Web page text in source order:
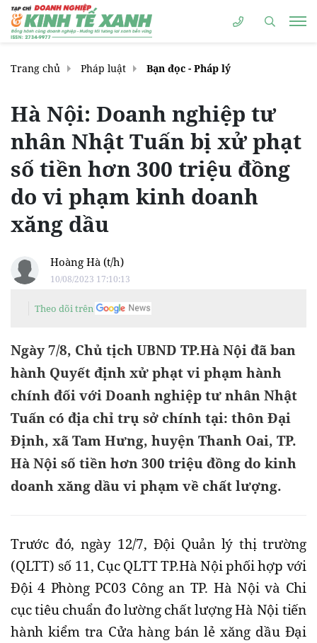
Trang chủ Pháp luật Bạn đọc - Pháp lý
Hà Nội: Doanh nghiệp tư
nhân Nhật Tuấn bị xử phạt
số tiền hơn 300 triệu đồng
do vi phạm kinh doanh
xăng dầu
Hoàng Hà (t/h)
10/08/2023 17:10:13
Theo dõi trên
Ngày 7/8, Chủ tịch UBND TP.Hà Nội đã ban
hành Quyết định xử phạt vi phạm hành
chính đối với Doanh nghiệp tư nhân Nhật
Tuấn có địa chỉ trụ sở chính tại: thôn Đại
Định, xã Tam Hưng, huyện Thanh Oai, TP.
Hà Nội số tiền hơn 300 triệu đồng do kinh
doanh xăng dầu vi phạm về chất lượng.
Trước đó, ngày 12/7, Đội Quản lý thị trường
(QLTT) số 11, Cục QLTT TP.Hà Nội phối hợp với
Đội 4 Phòng PC03 Công an TP. Hà Nội và Chi
cục tiêu chuẩn đo lường chất lượng Hà Nội tiến
hành kiểm tra Cửa hàng bán lẻ xăng dầu Đại